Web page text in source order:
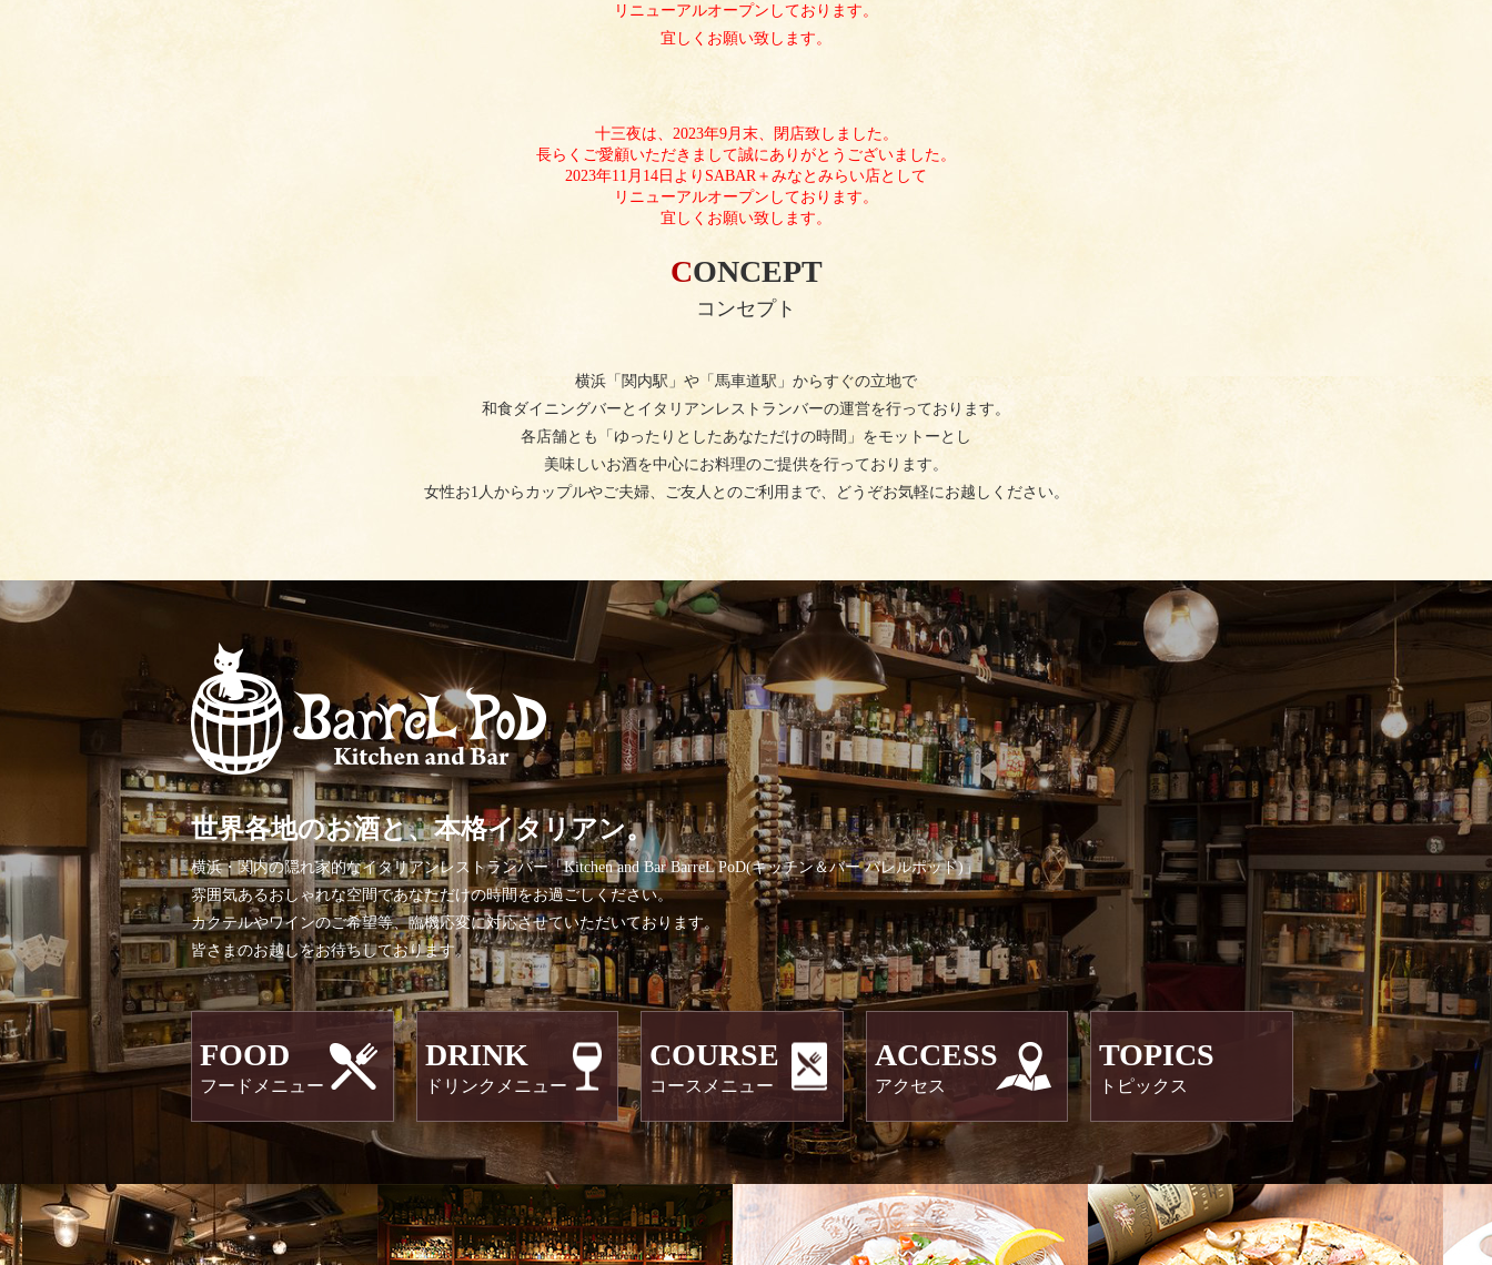
リニューアルオープンしております。
宜しくお願い致します。
十三夜は、2023年9月末、閉店致しました。
長らくご愛顧いただきまして誠にありがとうございました。
2023年11月14日よりSABAR＋みなとみらい店として
リニューアルオープンしております。
宜しくお願い致します。
CONCEPT
コンセプト
横浜「関内駅」や「馬車道駅」からすぐの立地で
和食ダイニングバーとイタリアンレストランバーの運営を行っております。
各店舗とも「ゆったりとしたあなただけの時間」をモットーとし
美味しいお酒を中心にお料理のご提供を行っております。
女性お1人からカップルやご夫婦、ご友人とのご利用まで、どうぞお気軽にお越しください。
世界各地のお酒と、本格イタリアン。
横浜・関内の隠れ家的なイタリアンレストランバー「Kitchen and Bar BarreL PoD(キッチン＆バー バレルポッド)」
雰囲気あるおしゃれな空間であなただけの時間をお過ごしください。
カクテルやワインのご希望等、臨機応変に対応させていただいております。
皆さまのお越しをお待ちしております。
FOOD
フードメニュー
DRINK
ドリンクメニュー
COURSE
コースメニュー
ACCESS
アクセス
TOPICS
トピックス